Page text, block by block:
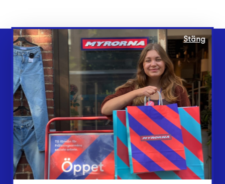
Webbshop
Butiker
Lämna in
Vårt överskott
Inlämningsplatser
Om Myrorna
Lediga jobb
Pressrum
Stäng